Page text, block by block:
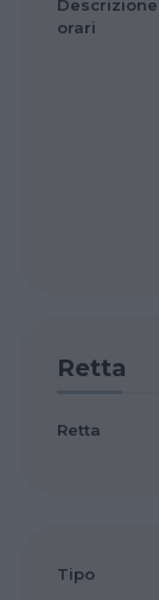
Descrizione
orari
Retta
Retta
Tipo